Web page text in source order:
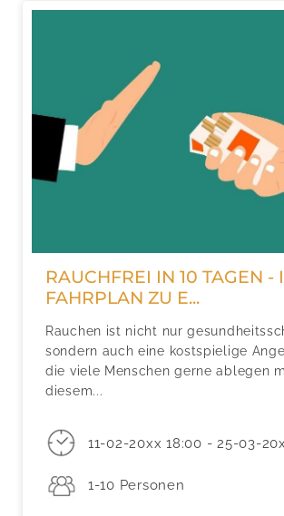
RAUCHFREI IN 10 TAGEN -
FAHRPLAN ZU E...
Rauchen ist nicht nur
sondern auch eine kostspielige
die viele Menschen gerne ablegen
diesem...
11-02-20xx 18:00 - 25-03-
1-10 Personen